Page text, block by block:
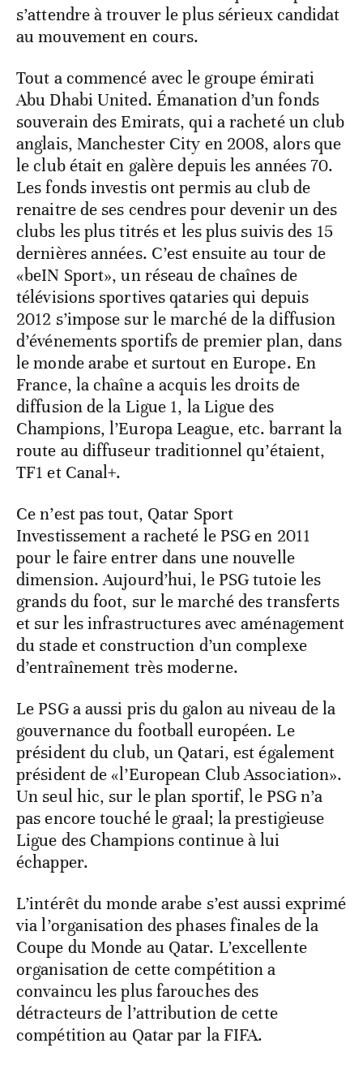
s’attendre à trouver le plus sérieux candidat
au mouvement en cours.
Tout a commencé avec le groupe émirati
Abu Dhabi United. Émanation d’un fonds
souverain des Emirats, qui a racheté un club
anglais, Manchester City en 2008, alors que
le club était en galère depuis les années 70.
Les fonds investis ont permis au club de
renaitre de ses cendres pour devenir un des
clubs les plus titrés et les plus suivis des 15
dernières années. C’est ensuite au tour de
«beIN Sport», un réseau de chaînes de
télévisions sportives qataries qui depuis
2012 s’impose sur le marché de la diffusion
d’événements sportifs de premier plan, dans
le monde arabe et surtout en Europe. En
France, la chaîne a acquis les droits de
diffusion de la Ligue 1, la Ligue des
Champions, l’Europa League, etc. barrant la
route au diffuseur traditionnel qu’étaient,
TF1 et Canal+.
Ce n’est pas tout, Qatar Sport
Investissement a racheté le PSG en 2011
pour le faire entrer dans une nouvelle
dimension. Aujourd’hui, le PSG tutoie les
grands du foot, sur le marché des transferts
et sur les infrastructures avec aménagement
du stade et construction d’un complexe
d’entraînement très moderne.
Le PSG a aussi pris du galon au niveau de la
gouvernance du football européen. Le
président du club, un Qatari, est également
président de «l’European Club Association».
Un seul hic, sur le plan sportif, le PSG n’a
pas encore touché le graal; la prestigieuse
Ligue des Champions continue à lui
échapper.
L’intérêt du monde arabe s’est aussi exprimé
via l’organisation des phases finales de la
Coupe du Monde au Qatar. L’excellente
organisation de cette compétition a
convaincu les plus farouches des
détracteurs de l’attribution de cette
compétition au Qatar par la FIFA.